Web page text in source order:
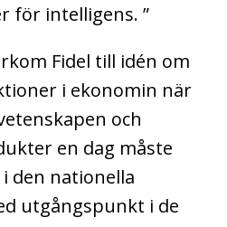
för intelligens. ”
Fidel till idén om
i ekonomin när
och
en dag måste
den nationella
utgångspunkt i de